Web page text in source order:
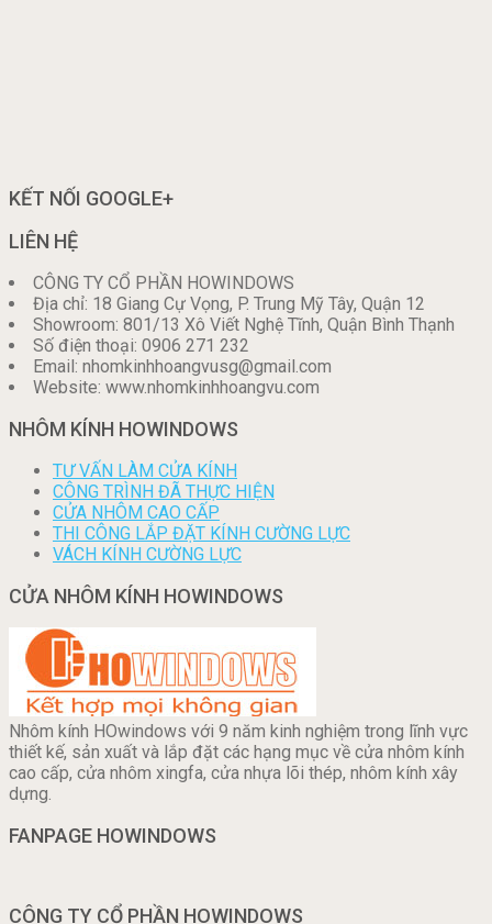
KẾT NỐI GOOGLE+
LIÊN HỆ
CÔNG TY CỔ PHẦN HOWINDOWS
Địa chỉ: 18 Giang Cự Vọng, P. Trung Mỹ Tây, Quận 12
Showroom: 801/13 Xô Viết Nghệ Tĩnh, Quận Bình Thạnh
Số điện thoại: 0906 271 232
Email: nhomkinhhoangvusg@gmail.com
Website: www.nhomkinhhoangvu.com
NHÔM KÍNH HOWINDOWS
TƯ VẤN LÀM CỬA KÍNH
CÔNG TRÌNH ĐÃ THỰC HIỆN
CỬA NHÔM CAO CẤP
THI CÔNG LẮP ĐẶT KÍNH CƯỜNG LỰC
VÁCH KÍNH CƯỜNG LỰC
CỬA NHÔM KÍNH HOWINDOWS
Nhôm kính HOwindows với 9 năm kinh nghiệm trong lĩnh vực
thiết kế, sản xuất và lắp đặt các hạng mục về cửa nhôm kính
cao cấp, cửa nhôm xingfa, cửa nhựa lõi thép, nhôm kính xây
dựng.
FANPAGE HOWINDOWS
CÔNG TY CỔ PHẦN HOWINDOWS